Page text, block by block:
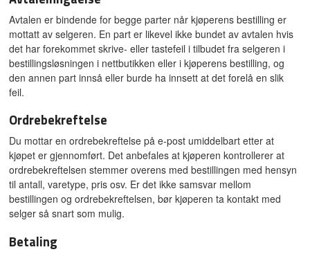
Avtalen er bindende for begge parter når kjøperens bestilling er
mottatt av selgeren. En part er likevel ikke bundet av avtalen hvis
det har forekommet skrive- eller tastefeil i tilbudet fra selgeren i
bestillingsløsningen i nettbutikken eller i kjøperens bestilling, og
den annen part innså eller burde ha innsett at det forelå en slik
feil.
Ordrebekreftelse
Du mottar en ordrebekreftelse på e-post umiddelbart etter at
kjøpet er gjennomført. Det anbefales at kjøperen kontrollerer at
ordrebekreftelsen stemmer overens med bestillingen med hensyn
til antall, varetype, pris osv. Er det ikke samsvar mellom
bestillingen og ordrebekreftelsen, bør kjøperen ta kontakt med
selger så snart som mulig.
Betaling